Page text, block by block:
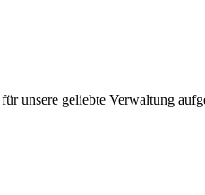
unsere geliebte Verwaltung